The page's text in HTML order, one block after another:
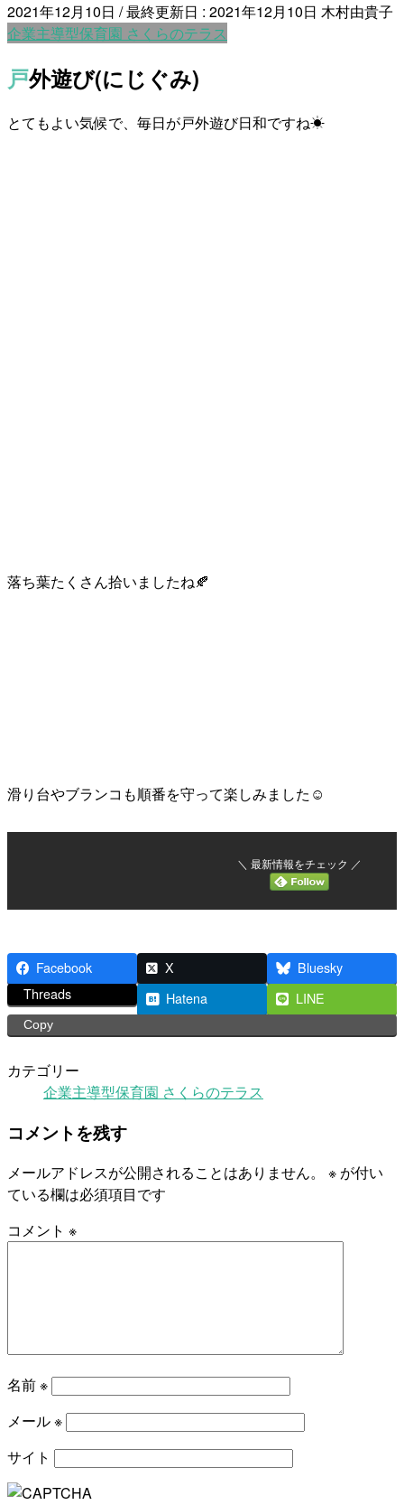
2021年12月10日 / 最終更新日 : 2021年12月10日 木村由貴子
企業主導型保育園 さくらのテラス
戸外遊び(にじぐみ)
とてもよい気候で、毎日が戸外遊び日和ですね☀
落ち葉たくさん拾いましたね🍂
滑り台やブランコも順番を守って楽しみました☺
＼ 最新情報をチェック ／
Facebook X
Bluesky
Threads
Hatena LINE
Copy
カテゴリー
企業主導型保育園 さくらのテラス
コメントを残す
メールアドレスが公開されることはありません。 ※ が付い
ている欄は必須項目です
コメント ※
名前※
メール※
サイト